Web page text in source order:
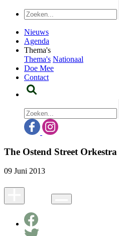
Nieuws
Agenda
Thema's
Thema's Nationaal
Doe Mee
Contact
The Ostend Street Orkestra
09 Juni 2013